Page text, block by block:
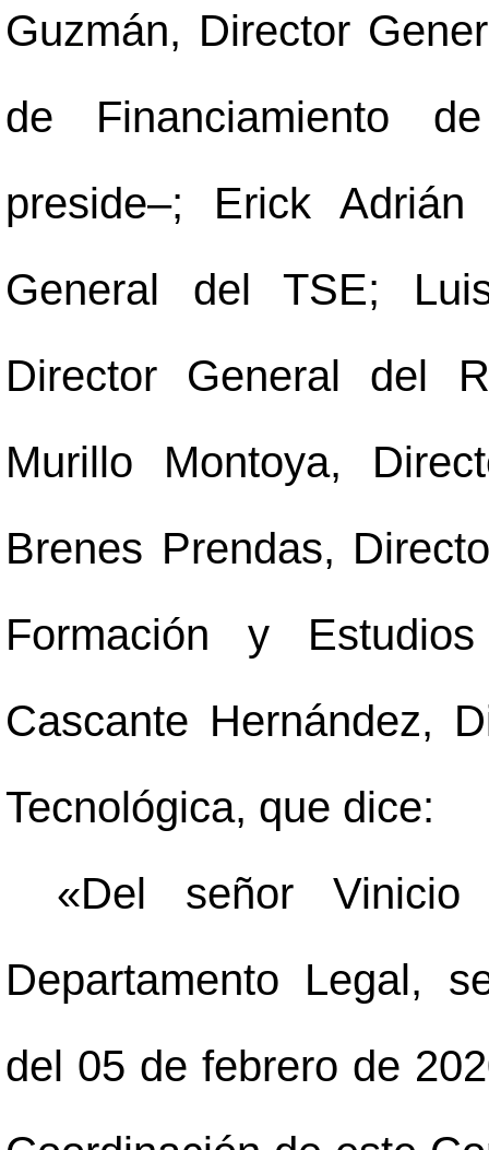
Guzmán, Director
de Financiamiento
preside–; Erick Adrián
General del TSE;
Director General del
Murillo Montoya,
Brenes Prendas,
Formación y
Cascante Hernández,
Tecnológica, que dice:
«Del señor
Departamento Legal,
del 05 de febrero de